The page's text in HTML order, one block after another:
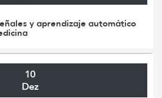
y aprendizaje automático
10
Dez